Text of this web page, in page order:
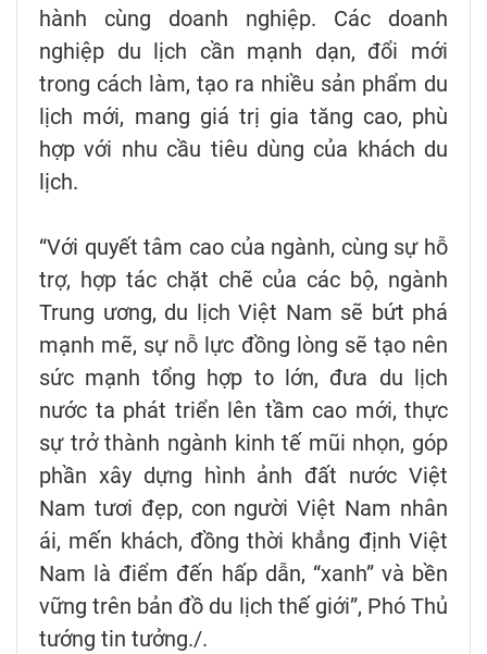
hành cùng doanh nghiệp. Các doanh
nghiệp du lịch cần mạnh dạn, đổi mới
trong cách làm, tạo ra nhiều sản phẩm du
lịch mới, mang giá trị gia tăng cao, phù
hợp với nhu cầu tiêu dùng của khách du
lịch.
“Với quyết tâm cao của ngành, cùng sự hỗ
trợ, hợp tác chặt chẽ của các bộ, ngành
Trung ương, du lịch Việt Nam sẽ bứt phá
mạnh mẽ, sự nỗ lực đồng lòng sẽ tạo nên
sức mạnh tổng hợp to lớn, đưa du lịch
nước ta phát triển lên tầm cao mới, thực
sự trở thành ngành kinh tế mũi nhọn, góp
phần xây dựng hình ảnh đất nước Việt
Nam tươi đẹp, con người Việt Nam nhân
ái, mến khách, đồng thời khẳng định Việt
Nam là điểm đến hấp dẫn, “xanh” và bền
vững trên bản đồ du lịch thế giới”, Phó Thủ
tướng tin tưởng./.